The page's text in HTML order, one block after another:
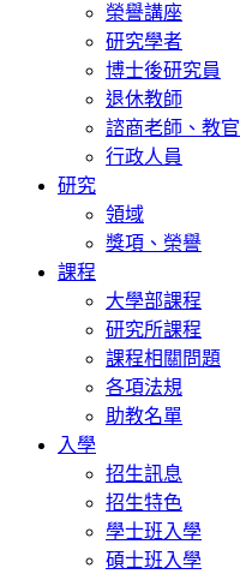
榮譽講座
研究學者
博士後研究員
退休教師
諮商老師、教官
行政人員
研究
領域
獎項、榮譽
課程
大學部課程
研究所課程
課程相關問題
各項法規
助教名單
入學
招生訊息
招生特色
學士班入學
碩士班入學